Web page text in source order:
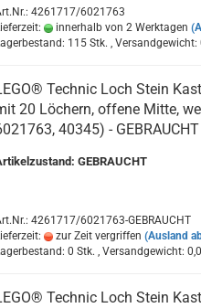
4261717/6021763
innerhalb von 2 Werktagen
115 Stk. , Versandgewicht:
Technic Loch Stein
20 Löchern, offene Mitte,
40345) - GEBRAUCHT
GEBRAUCHT
4261717/6021763-GEBRAUCHT
zur Zeit vergriffen (Ausland
0 Stk. , Versandgewicht:
Technic Loch Stein